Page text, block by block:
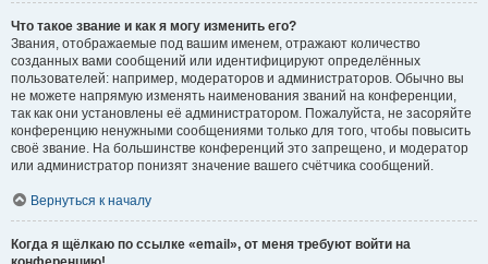
Что такое звание и как я могу изменить его?
Звания, отображаемые под вашим именем, отражают количество
созданных вами сообщений или идентифицируют определённых
пользователей: например, модераторов и администраторов. Обычно вы
не можете напрямую изменять наименования званий на конференции,
так как они установлены её администратором. Пожалуйста, не засоряйте
конференцию ненужными сообщениями только для того, чтобы повысить
своё звание. На большинстве конференций это запрещено, и модератор
или администратор понизят значение вашего счётчика сообщений.
Вернуться к началу
Когда я щёлкаю по ссылке «email», от меня требуют войти на